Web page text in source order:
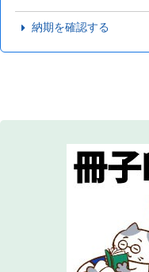
納期を確認する